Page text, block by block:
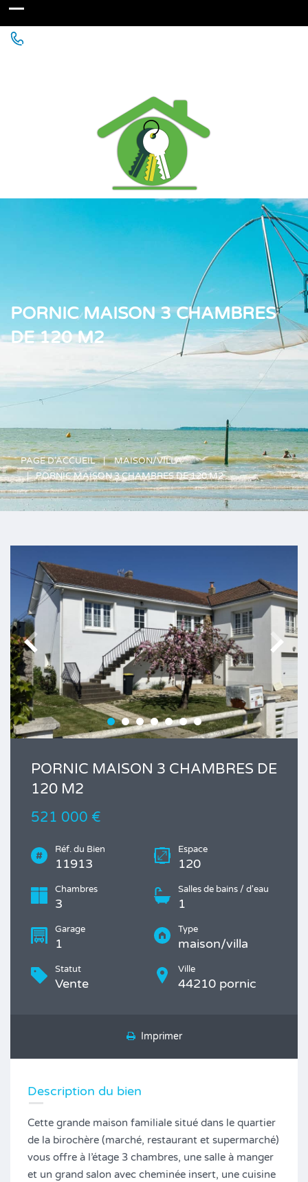
PORNIC MAISON 3 CHAMBRES
DE 120 M2
PAGE D’ACCUEIL
MAISON/VILLA
PORNIC MAISON 3 CHAMBRES DE 120 M2
PORNIC MAISON 3 CHAMBRES DE
120 M2
521 000 €
Réf. du Bien
11913
Espace
120
Chambres
3
Salles de bains / d'eau
1
Garage
1
Type
maison/villa
Statut
Vente
Ville
44210 pornic
Imprimer
Description du bien
Cette grande maison familiale situé dans le quartier
de la birochère (marché, restaurant et supermarché)
vous offre à l’étage 3 chambres, une salle à manger
et un grand salon avec cheminée insert, une cuisine